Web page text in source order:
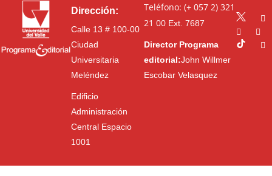
Dirección:
Calle 13 # 100-00
Ciudad
Universitaria
Meléndez
Edificio
Administración
Central Espacio
1001
Teléfono: (+ 057 2) 321
21 00Ext. 7687
Director Programa
editorial:John Willmer
Escobar Velasquez